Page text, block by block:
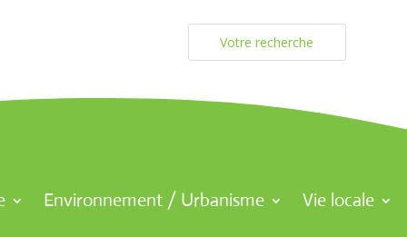
Environnement / Urbanisme Vie locale